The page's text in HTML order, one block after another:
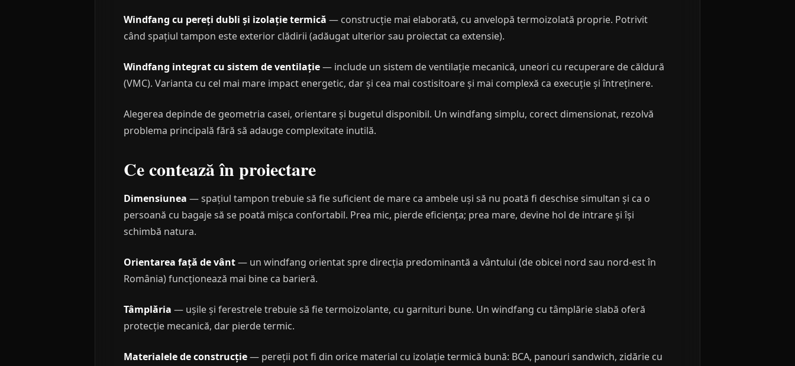
Windfang cu pereți dubli și izolație termică — construcție mai elaborată, cu anvelopă termoizolată proprie. Potrivit
când spațiul tampon este exterior clădirii (adăugat ulterior sau proiectat ca extensie).
Windfang integrat cu sistem de ventilație— include un sistem de ventilație mecanică, uneori cu recuperare de căldură
(VMC). Varianta cu cel mai mare impact energetic, dar și cea mai costisitoare și mai complexă ca execuție și întreținere.
Alegerea depinde de geometria casei, orientare și bugetul disponibil. Un windfang simplu, corect dimensionat, rezolvă
problema principală fără să adauge complexitate inutilă.
Ce contează în proiectare
Dimensiunea — spațiul tampon trebuie să fie suficient de mare ca ambele uși să nu poată fi deschise simultan și ca o
persoană cu bagaje să se poată mișca confortabil. Prea mic, pierde eficiența; prea mare, devine hol de intrare și își
schimbă natura.
Orientarea față de vânt— un windfang orientat spre direcția predominantă a vântului (de obicei nord sau nord-est în
România) funcționează mai bine ca barieră.
Tâmplăria — ușile și ferestrele trebuie să fie termoizolante, cu garnituri bune. Un windfang cu tâmplărie slabă oferă
protecție mecanică, dar pierde termic.
Materialele de construcție— pereții pot fi din orice material cu izolație termică bună: BCA, panouri sandwich, zidărie cu